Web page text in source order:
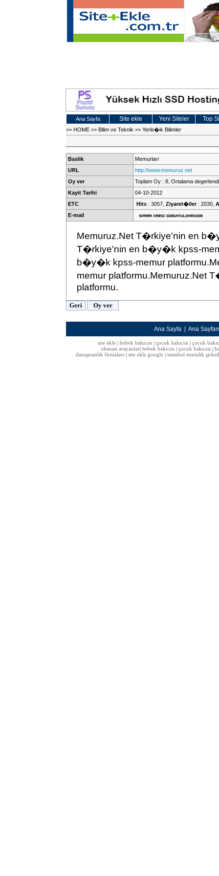
Ana Sayfa Site ekle Yeni Siteler Top
>> HOME >> Bilim ve Teknik >> Yerle�ik Bilimler
Baslik
Memurlarr
URL
http://www.memuruz.net
Oy ver
Toplam Oy : 8, Ortalama
Kayit Tarihi
04-10-2012
ETC
Hits : 3057, Ziyaret�iler: 2030,
E-mail
Memuruz.Net T�rkiye'nin en
T�rkiye'nin en b�y�k kpss-
b�y�k kpss-memur
memur platformu.Memuruz.Net
platformu.
Ana Sayfa Ana
site ekle| bebek bakıcısı| çocuk bakıcısı| çocuk
eleman arayanlar bebek bakıcısı çocuk bakıcısı
danışmanlık firmaları
site ekle google istanbul temizlik